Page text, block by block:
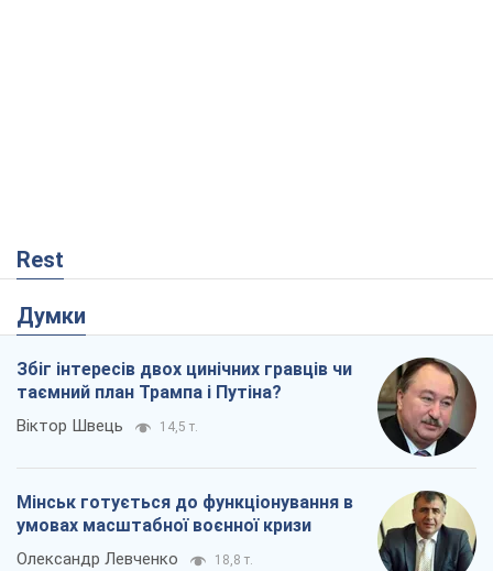
Rest
Думки
Збіг інтересів двох цинічних гравців чи
таємний план Трампа і Путіна?
Віктор Швець 14,5 т.
Мінськ готується до функціонування в
умовах масштабної воєнної кризи
Олександр Левченко 18,8 т.